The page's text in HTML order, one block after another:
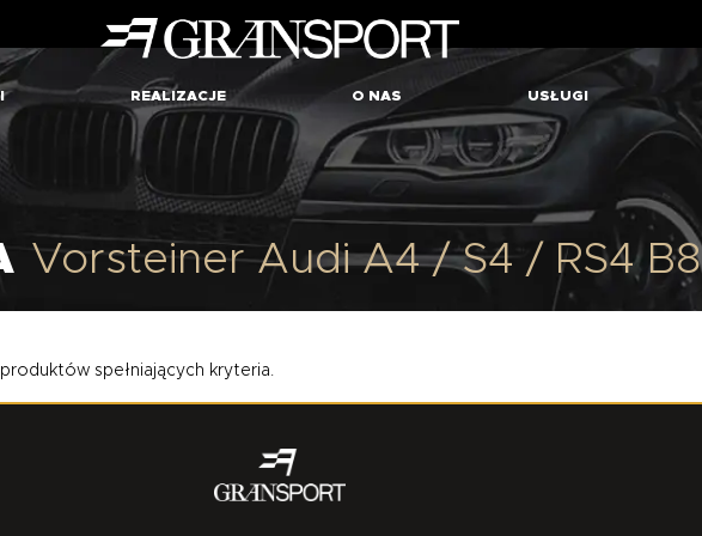
REALIZACJE O NAS USŁUGI
Vorsteiner Audi A4 / S4 / RS4 B8
produktów spełniających kryteria.